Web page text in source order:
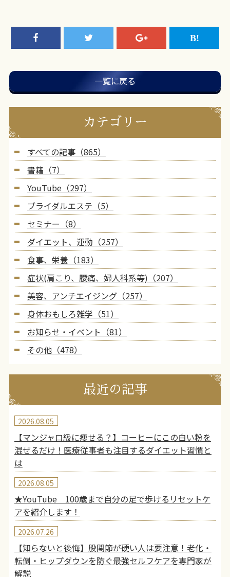
一覧に戻る
カテゴリー
すべての記事（865）
書籍（7）
YouTube（297）
ブライダルエステ（5）
セミナー（8）
ダイエット、運動（257）
食事、栄養（183）
症状(肩こり、腰痛、婦人科系等)（207）
美容、アンチエイジング（257）
身体おもしろ雑学（51）
お知らせ・イベント（81）
その他（478）
最近の記事
【マンジャロ級に痩せる？】コーヒーにこの白い粉を
混ぜるだけ！医療従事者も注目するダイエット習慣と
は
2026.08.05
★YouTube 100歳まで自分の足で歩けるリセットケ
アを紹介します！
2026.08.05
【知らないと後悔】股関節が硬い人は要注意！老化・
転倒・ヒップダウンを防ぐ最強セルフケアを専門家が
解説
2026.07.26